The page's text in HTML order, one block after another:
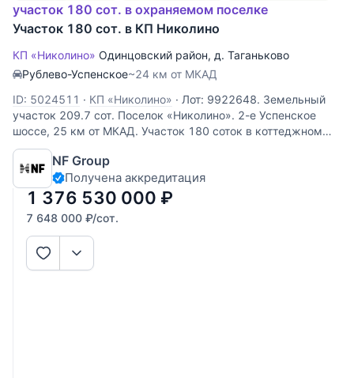
участок 180 сот. в охраняемом поселке
Участок 180 сот. в КП Николино
КП «Николино» Одинцовский район, д. Таганьково
Рублево-Успенское~24 км от МКАД
ID: 5024511 · КП «Николино» · Лот: 9922648. Земельный
участок 209.7 cот. Поселок «Николино». 2-е Успенское
шоссе, 25 км от МКАД. Участок 180 соток в коттеджном
поселке Николино — ваш шанс создать идеальное
загородное убежище. Расположенный в престижном
Одинцовском городском
NF Group
Получена аккредитация
1 376 530 000 ₽
7 648 000 ₽/сот.